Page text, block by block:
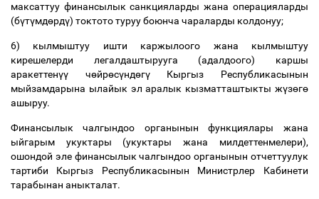
максаттуу финансылык санкцияларды жана операцияларды
(бүтүмдөрдү) токтото туруу боюнча чараларды колдонуу;
6) кылмыштуу ишти каржылоого жана кылмыштуу
кирешелерди легалдаштырууга (адалдоого) каршы
аракеттенүү чөйрөсүндөгүКыргыз Республикасынын
мыйзамдарына ылайык эл аралык кызматташтыкты жүзөгө
ашыруу.
Финансылык чалгындоо органынын функциялары жана
ыйгарым укуктары (укуктары жана милдеттенмелери),
ошондой эле финансылык чалгындоо органынын отчеттуулук
тартиби Кыргыз Республикасынын Министрлер Кабинети
тарабынан аныкталат.